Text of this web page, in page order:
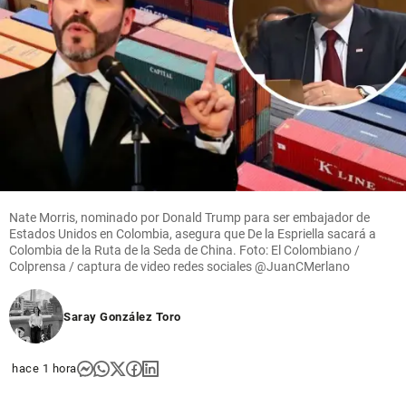
Nate Morris, nominado por Donald Trump para ser embajador de
Estados Unidos en Colombia, asegura que De la Espriella sacará a
Colombia de la Ruta de la Seda de China. Foto: El Colombiano /
Colprensa / captura de video redes sociales @JuanCMerlano
Saray González Toro
hace 1 hora